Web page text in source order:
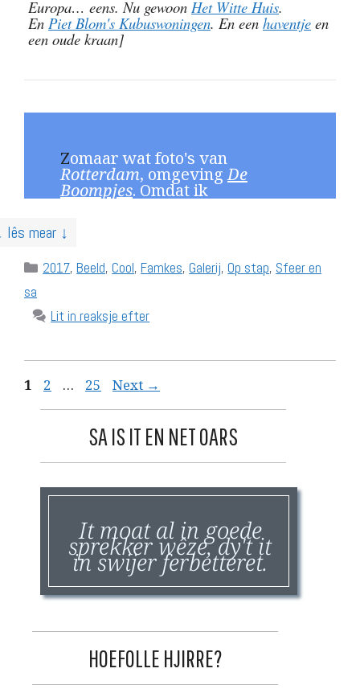
Europa… eens. Nu gewoon Het Witte Huis.
En Piet Blom's Kubuswoningen. En een haventje en
een oude kraan]
Zomaar wat foto's van
Rotterdam, omgevingDe
Boompjes. Omdat ik
lês mear ↓
Categories
2017, Beeld, Cool, Famkes, Galerij, Op stap, Sfeer en
sa
Lit in reaksje efter
Page
1 Page
2 … Page
25 Next →
SA IS IT EN NET OARS
It moat al in goede
sprekker wêze, dy't it
in swijer ferbetteret.
HOEFOLLE HJIRRE?